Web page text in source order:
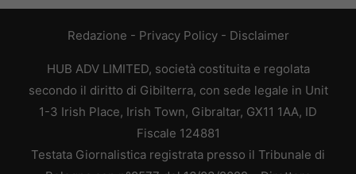
Redazione - Privacy Policy- Disclaimer
HUB ADV LIMITED, società costituita e regolata
secondo il diritto di Gibilterra, con sede legale in Unit
1-3 Irish Place, Irish Town, Gibraltar, GX11 1AA, ID
Fiscale 124881
Testata Giornalistica registrata presso il Tribunale di